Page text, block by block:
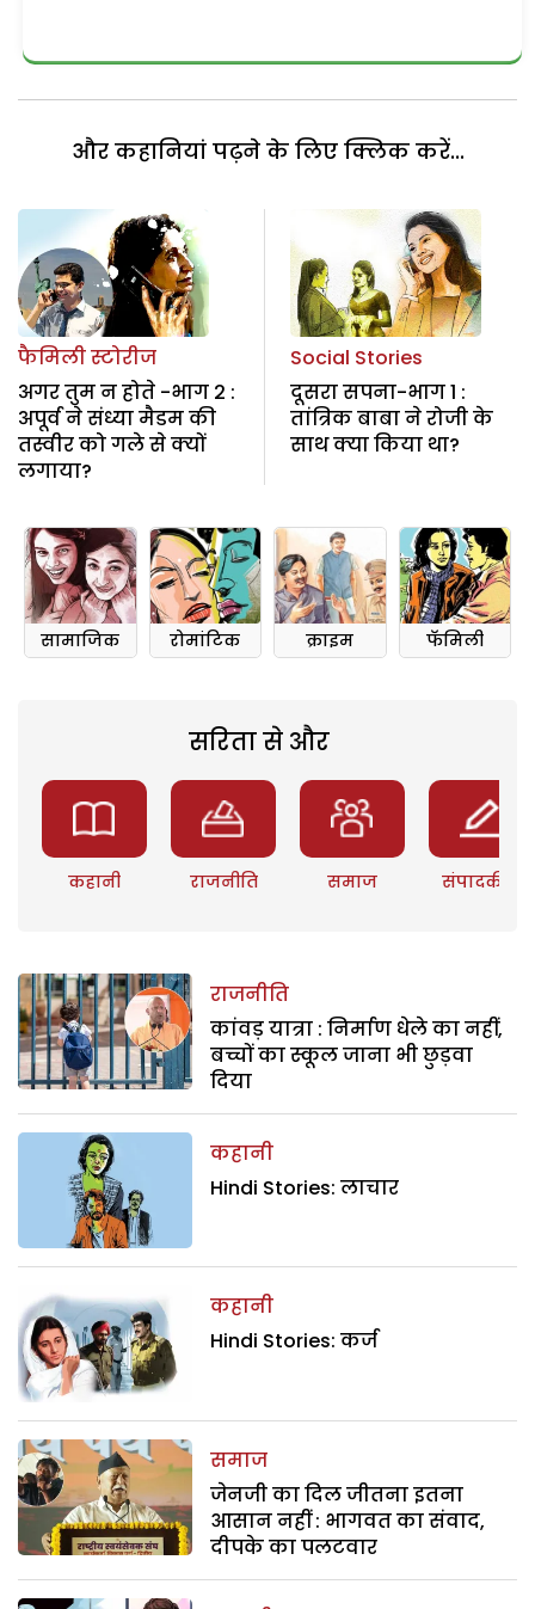
और कहानियां पढ़ने के लिए क्लिक करें...
फैमिली स्टोरीज
अगर तुम न होते -भाग 2 :
अपूर्व ने संध्या मैडम की
तस्वीर को गले से क्यों
लगाया?
Social Stories
दूसरा सपना-भाग 1 :
तांत्रिक बाबा ने रोजी के
साथ क्या किया था?
सामाजिक रोमांटिक क्राइम फॅमिली
सरिता से और
कहानी राजनीति समाज संपादकीय
राजनीति
कांवड़ यात्रा : निर्माण धेले का नहीं,
बच्चों का स्कूल जाना भी छुड़वा
दिया
कहानी
Hindi Stories: लाचार
कहानी
Hindi Stories: कर्ज
समाज
जेनजी का दिल जीतना इतना
आसान नहीं : भागवत का संवाद,
दीपके का पलटवार